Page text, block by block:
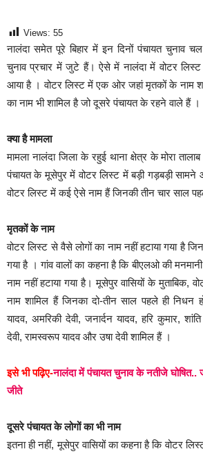
Views: 55
नालंदा समेत पूरे बिहार में इन दिनों पंचायत चुनाव चल
चुनाव प्रचार में जुटे हैं। ऐसे में नालंदा में वोटर लिस्ट
आया है । वोटर लिस्ट में एक ओर जहां मृतकों के नाम
का नाम भी शामिल है जो दूसरे पंचायत के रहने वाले हैं ।
क्या है मामला
मामला नालंदा जिला के रहुई थाना क्षेत्र के मोरा
पंचायत के मूसेपुर में वोटर लिस्ट में बड़ी गड़बड़ी सामने
वोटर लिस्ट में कई ऐसे नाम हैं जिनकी तीन चार साल
मृतकों के नाम
वोटर लिस्ट से वैसे लोगों का नाम नहीं हटाया गया है
गया है । गांव वालों का कहना है कि बीएलओ की
नाम नहीं हटाया गया है। मूसेपुर वासियों के मुताबिक,
नाम शामिल हैं जिनका दो-तीन साल पहले ही निधन
यादव, अमरिकी देवी, जनार्दन यादव, हरि कुमार,
देवी, रामस्वरूप यादव और उषा देवी शामिल हैं ।
इसे भी पढ़िए-नालंदा में पंचायत चुनाव के नतीजे घोषित..
जीते
दूसरे पंचायत के लोगों का भी नाम
इतना ही नहीं, मूसेपुर वासियों का कहना है कि वोटर